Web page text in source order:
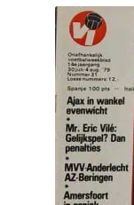
Wie is puntertje
Puntertjes
Contact